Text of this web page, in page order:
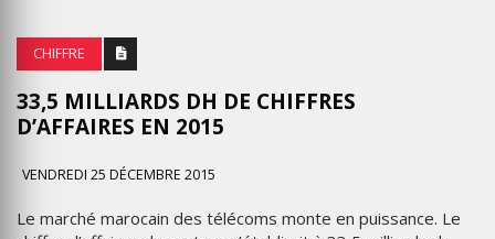
CHIFFRE
33,5 MILLIARDS DH DE CHIFFRES
D’AFFAIRES EN 2015
VENDREDI 25 DÉCEMBRE 2015
Le marché marocain des télécoms monte en puissance. Le